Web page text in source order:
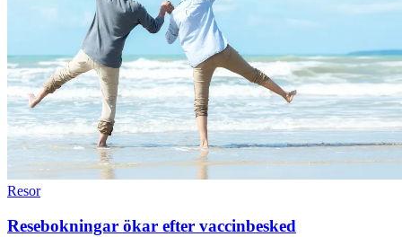
Resor
Resebokningar ökar efter vaccinbesked